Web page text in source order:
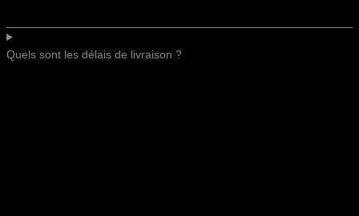
Quels sont les délais de livraison ?